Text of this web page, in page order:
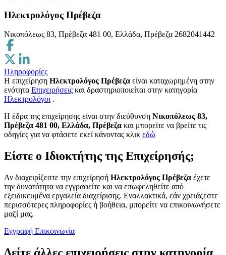
Ηλεκτρολόγος Πρέβεζα
Νικοπόλεως 83, Πρέβεζα 481 00, Ελλάδα, Πρέβεζα 2682041442
Πληροφορίες
Η επιχείρηση Ηλεκτρολόγος Πρέβεζα είναι καταχωρημένη στην
ενότητα Επιχειρήσεις και δραστηριοποιείται στην κατηγορία
Ηλεκτρολόγοι .
H έδρα της επιχείρησης είναι στην διεύθυνση Νικοπόλεως 83,
Πρέβεζα 481 00, Ελλάδα, Πρέβεζα και μπορείτε να βρείτε τις
οδηγίες για να φτάσετε εκεί κάνοντας κλικ εδώ
Είστε ο Ιδιοκτήτης της Επιχείρησής;
Αν διαχειρίζεστε την επιχείρησή Ηλεκτρολόγος Πρέβεζα έχετε
την δυνατότητα να εγγραφείτε και να επωφεληθείτε από
εξειδικευμένα εργαλεία διαχείρισης. Εναλλακτικά, εάν χρειάζεστε
περισσότερες πληροφορίες ή βοήθεια, μπορείτε να επικοινωνήσετε
μαζί μας.
Εγγραφή Επικοινωνία